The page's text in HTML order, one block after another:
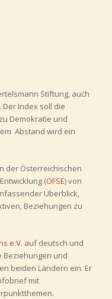
Stiftung, auch
Index soll die
Demokratie und
Abstand wird ein
der Österreichischen
(ÖFSE) von
Überblick,
Beziehungen zu
e.V. auf deutsch und
Beziehungen und
beiden Ländern ein. Er
mit